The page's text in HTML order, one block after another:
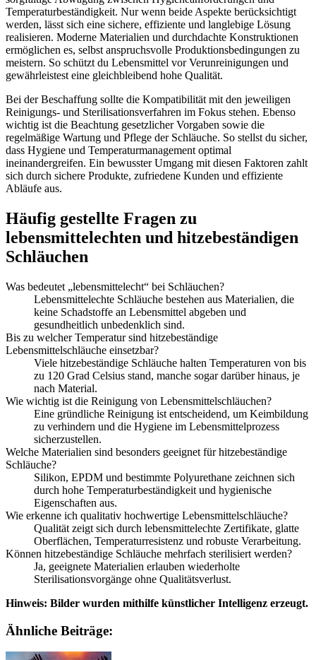
Temperaturbeständigkeit. Nur wenn beide Aspekte berücksichtigt
werden, lässt sich eine sichere, effiziente und langlebige Lösung
realisieren. Moderne Materialien und durchdachte Konstruktionen
ermöglichen es, selbst anspruchsvolle Produktionsbedingungen zu
meistern. So schützt du Lebensmittel vor Verunreinigungen und
gewährleistest eine gleichbleibend hohe Qualität.
Bei der Beschaffung sollte die Kompatibilität mit den jeweiligen
Reinigungs- und Sterilisationsverfahren im Fokus stehen. Ebenso
wichtig ist die Beachtung gesetzlicher Vorgaben sowie die
regelmäßige Wartung und Pflege der Schläuche. So stellst du sicher,
dass Hygiene und Temperaturmanagement optimal
ineinandergreifen. Ein bewusster Umgang mit diesen Faktoren zahlt
sich durch sichere Produkte, zufriedene Kunden und effiziente
Abläufe aus.
Häufig gestellte Fragen zu
lebensmittelechten und hitzebeständigen
Schläuchen
Was bedeutet „lebensmittelecht“ bei Schläuchen?
Lebensmittelechte Schläuche bestehen aus Materialien, die
keine Schadstoffe an Lebensmittel abgeben und
gesundheitlich unbedenklich sind.
Bis zu welcher Temperatur sind hitzebeständige
Lebensmittelschläuche einsetzbar?
Viele hitzebeständige Schläuche halten Temperaturen von bis
zu 120 Grad Celsius stand, manche sogar darüber hinaus, je
nach Material.
Wie wichtig ist die Reinigung von Lebensmittelschläuchen?
Eine gründliche Reinigung ist entscheidend, um Keimbildung
zu verhindern und die Hygiene im Lebensmittelprozess
sicherzustellen.
Welche Materialien sind besonders geeignet für hitzebeständige
Schläuche?
Silikon, EPDM und bestimmte Polyurethane zeichnen sich
durch hohe Temperaturbeständigkeit und hygienische
Eigenschaften aus.
Wie erkenne ich qualitativ hochwertige Lebensmittelschläuche?
Qualität zeigt sich durch lebensmittelechte Zertifikate, glatte
Oberflächen, Temperaturresistenz und robuste Verarbeitung.
Können hitzebeständige Schläuche mehrfach sterilisiert werden?
Ja, geeignete Materialien erlauben wiederholte
Sterilisationsvorgänge ohne Qualitätsverlust.
Hinweis: Bilder wurden mithilfe künstlicher Intelligenz erzeugt.
Ähnliche Beiträge: